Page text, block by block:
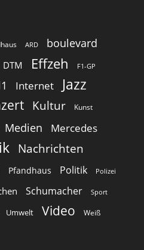
ARD boulevard
DTM Effzeh F1-GP
Internet Jazz
Kultur Kunst
Medien Mercedes
Nachrichten
Pfandhaus Politik Polizei
Schumacher Sport
Umwelt Video Weiß